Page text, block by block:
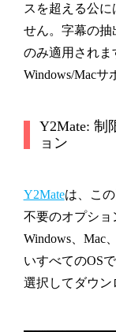
スを超える公
せん。字幕の
のみ適用されま
Windows/Macサ
Y2Mate: 制
ョン
Y2Mateは、こ
不要のオプショ
Windows、Mac
いすべてのOS
選択してダウン